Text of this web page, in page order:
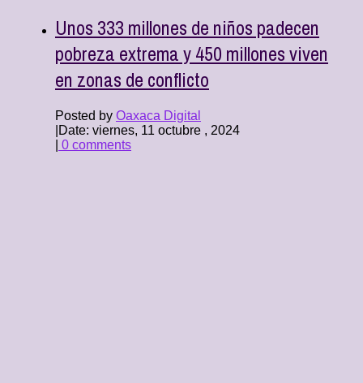
Unos 333 millones de niños padecen
pobreza extrema y 450 millones viven
en zonas de conflicto
Posted by Oaxaca Digital
Date: viernes, 11 octubre , 2024
0 comments